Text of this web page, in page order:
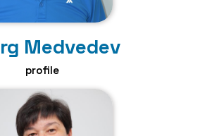
Medvedev
profile